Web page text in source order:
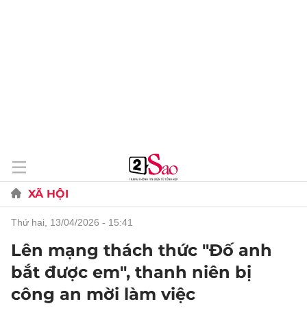
XÃ HỘI
thứ hai, 13/04/2026 - 15:41
Lên mạng thách thức "Đố anh
bắt được em", thanh niên bị
công an mời làm việc